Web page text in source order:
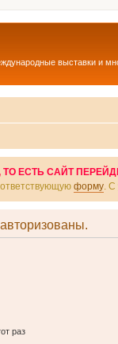
выставки и
ЕСТЬ САЙТ
форму .
раз